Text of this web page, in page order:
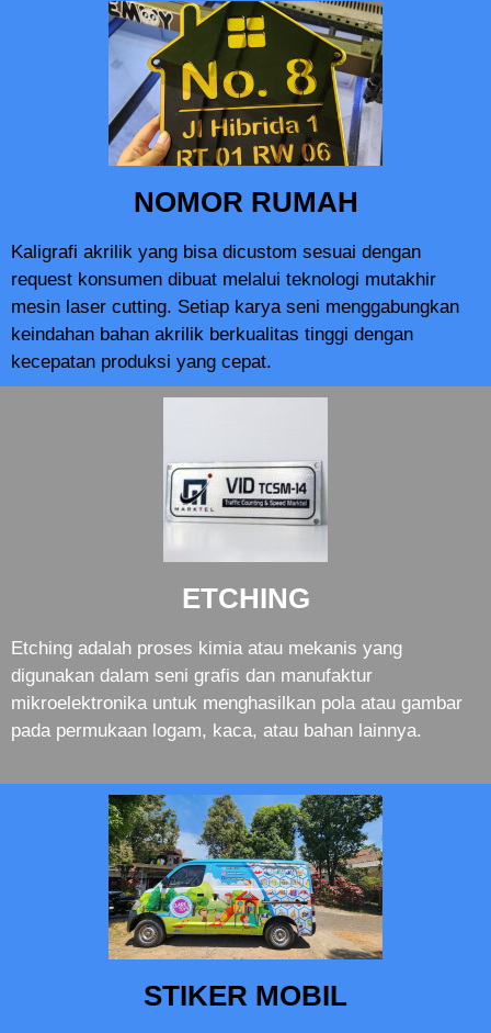
NOMOR RUMAH
Kaligrafi akrilik yang bisa dicustom sesuai dengan
request konsumen dibuat melalui teknologi mutakhir
mesin laser cutting. Setiap karya seni menggabungkan
keindahan bahan akrilik berkualitas tinggi dengan
kecepatan produksi yang cepat.
ETCHING
Etching adalah proses kimia atau mekanis yang
digunakan dalam seni grafis dan manufaktur
mikroelektronika untuk menghasilkan pola atau gambar
pada permukaan logam, kaca, atau bahan lainnya.
STIKER MOBIL